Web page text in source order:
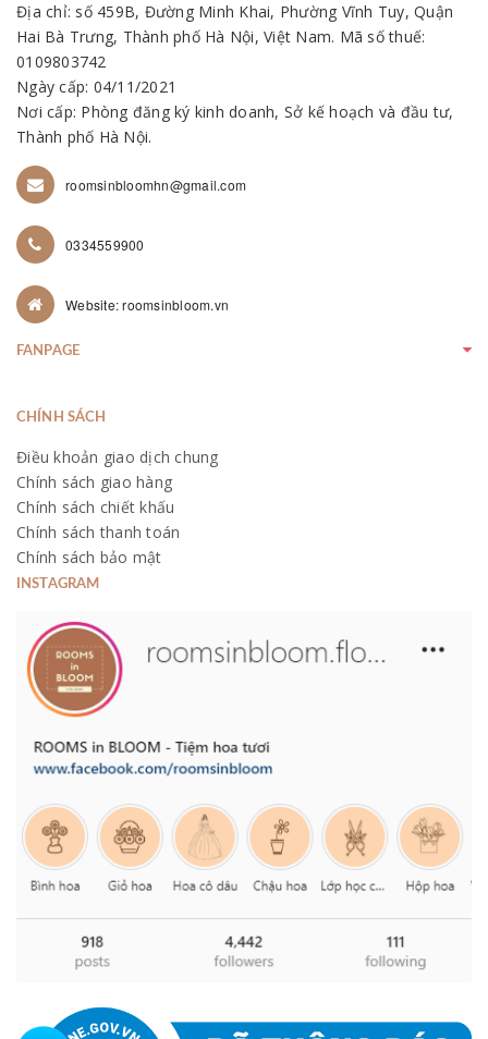
Địa chỉ: số 459B, Đường Minh Khai, Phường Vĩnh Tuy, Quận
Hai Bà Trưng, Thành phố Hà Nội, Việt Nam. Mã số thuế:
0109803742
Ngày cấp: 04/11/2021
Nơi cấp: Phòng đăng ký kinh doanh, Sở kế hoạch và đầu tư,
Thành phố Hà Nội.
roomsinbloomhn@gmail.com
0334559900
Website: roomsinbloom.vn
FANPAGE
CHÍNH SÁCH
Điều khoản giao dịch chung
Chính sách giao hàng
Chính sách chiết khấu
Chính sách thanh toán
Chính sách bảo mật
INSTAGRAM